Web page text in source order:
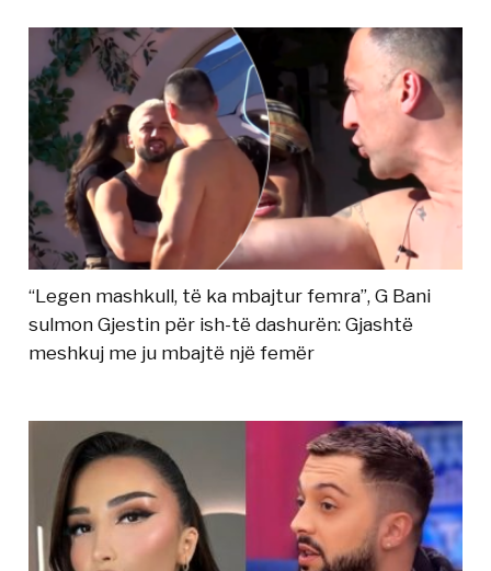
“Legen mashkull, të ka mbajtur femra”, G Bani
sulmon Gjestin për ish-të dashurën: Gjashtë
meshkuj me ju mbajtë një femër